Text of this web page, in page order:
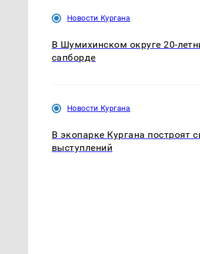
Новости Кургана
В Шумихинском округе 20-
сапборде
Новости Кургана
В экопарке Кургана построят
выступлений